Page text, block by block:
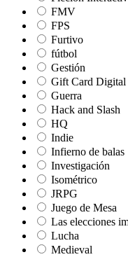
FMV
FPS
Furtivo
fútbol
Gestión
Gift Card Digital
Guerra
Hack and Slash
HQ
Indie
Infierno de balas
Investigación
Isométrico
JRPG
Juego de Mesa
Las elecciones
Lucha
Medieval